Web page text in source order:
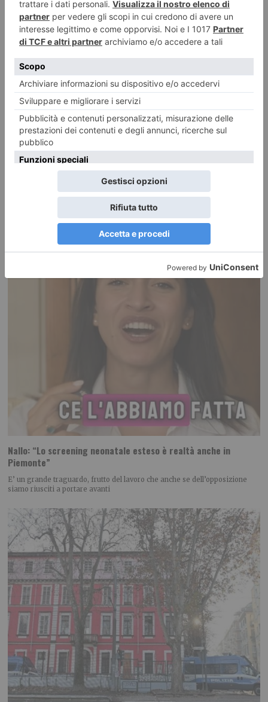
Buongiorno Elly
POLITICA Leggi l’articolo su L’identità: Buongiorno Elly Leggi qui le
Nallo: “Lo screening neonatale esteso è realtà anche in
Piemonte”
E’ un grande traguardo, frutto del lavoro che anche se dell’opposizione
siamo riusciti a portare avanti